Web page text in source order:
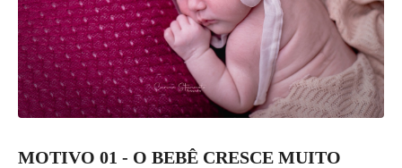
MOTIVO 01 - O BEBÊ CRESCE MUITO